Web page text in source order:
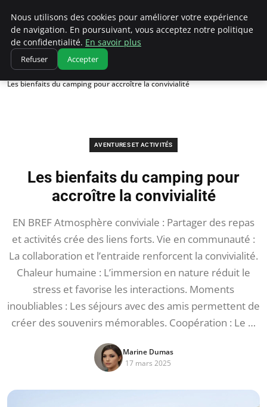
Correze Co
Accueil
Aventures et activités
Les bienfaits du camping pour accroître la convivialité
AVENTURES ET ACTIVITÉS
Les bienfaits du camping pour
accroître la convivialité
EN BREF Atmosphère conviviale : Partager des repas
et activités crée des liens forts. Vie en communauté :
La collaboration et l’entraide renforcent la convivialité.
Chaleur humaine : L’immersion en nature réduit le
stress et favorise les interactions. Moments
inoubliables : Les séjours avec des amis permettent de
créer des souvenirs mémorables. Coopération : Le …
Marine Dumas
17 mars 2025
Nous utilisons des cookies pour améliorer votre expérience
de navigation. En poursuivant, vous acceptez notre politique
de confidentialité. En savoir plus
Refuser Accepter